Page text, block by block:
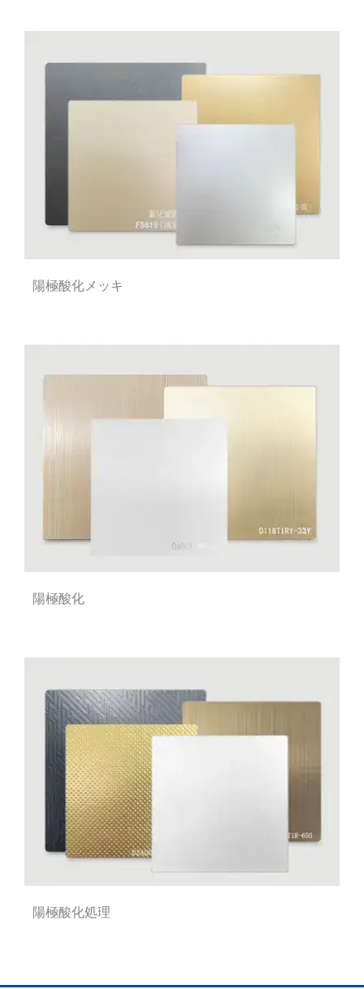
陽極酸化メッキ
陽極酸化
陽極酸化処理